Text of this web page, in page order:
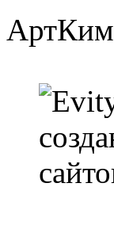
АртКим